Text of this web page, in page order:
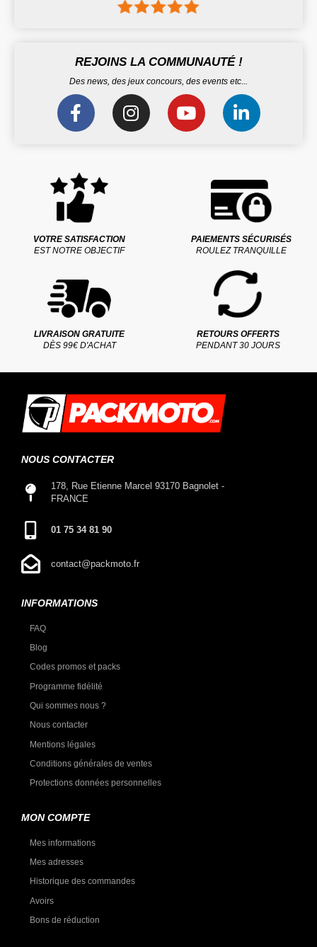
REJOINS LA COMMUNAUTÉ !
Des news, des jeux concours, des events etc...
VOTRE SATISFACTION
EST NOTRE OBJECTIF
PAIEMENTS SÉCURISÉS
ROULEZ TRANQUILLE
LIVRAISON GRATUITE
DÈS 99€ D'ACHAT
RETOURS OFFERTS
PENDANT 30 JOURS
NOUS CONTACTER
178, Rue Etienne Marcel 93170 Bagnolet -
FRANCE
01 75 34 81 90
contact@packmoto.fr
INFORMATIONS
FAQ
Blog
Codes promos et packs
Programme fidélité
Qui sommes nous ?
Nous contacter
Mentions légales
Conditions générales de ventes
Protections données personnelles
MON COMPTE
Mes informations
Mes adresses
Historique des commandes
Avoirs
Bons de réduction